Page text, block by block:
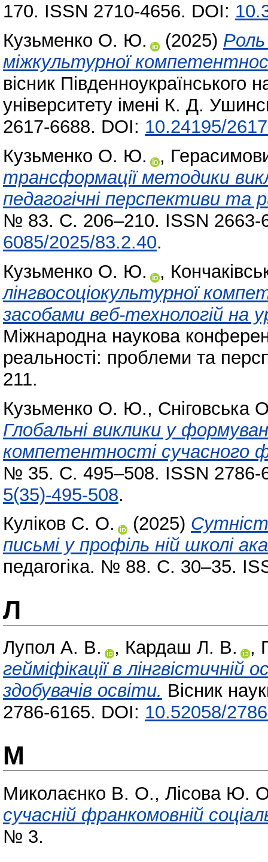
170. ISSN 2710-4656. DOI:
Кузьменко О. Ю.
(2025) Роль
міжкультурної
вісник Південноукраїнського
університету імені К. Д.
2617-6688. DOI: 10.24195/
Кузьменко О. Ю.
,
трансформації методики
педагогічні перспективи та
№ 83. С. 206–210. ISSN 2663-
6085/2025/83.2.40.
Кузьменко О. Ю.
,
лінгвосоціокультурної
засобами веб-технологій на
Міжнародна наукова
реальності: проблеми та
211.
Кузьменко О. Ю., Сніговська
Глобальні виклики у
компетентності сучасного
№ 35. С. 495–508. ISSN 2786-
5(35)-495-508.
Куліков С. О.
(2025)
письмі у профіль ній школі
педагогіка. № 88. С. 30–35.
Л
Лупол А. В. , Кардаш Л. В. ,
гейміфікації в лінгвістичній
здобувачів освіти. Вісник
2786-6165. DOI: 10.52058/
М
Миколаєнко В. О., Лісова Ю.
сучасній франкомовній
№ 3.